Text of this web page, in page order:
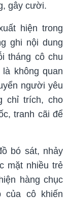
gây cười.
hiện trong
ghi nội dung
tháng cô chu
không quan
người yêu
chỉ trích, cho
tranh cãi để
bó sát, nhảy
mặt nhiều trẻ
hàng chục
của cô khiến